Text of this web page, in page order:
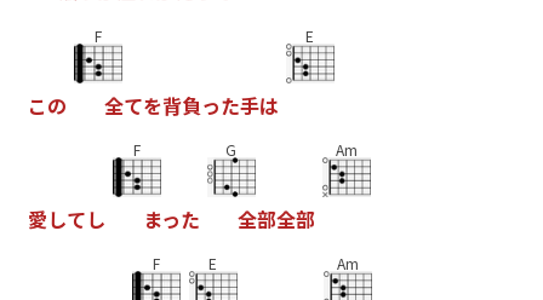
この
F
全てを背負った手は
E
愛してし
F
まった
G
全部全部
Am
F E Am